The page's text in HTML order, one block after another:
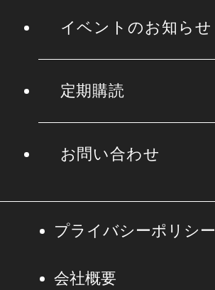
イベントのお知らせ
定期購読
お問い合わせ
プライバシーポリシー
会社概要